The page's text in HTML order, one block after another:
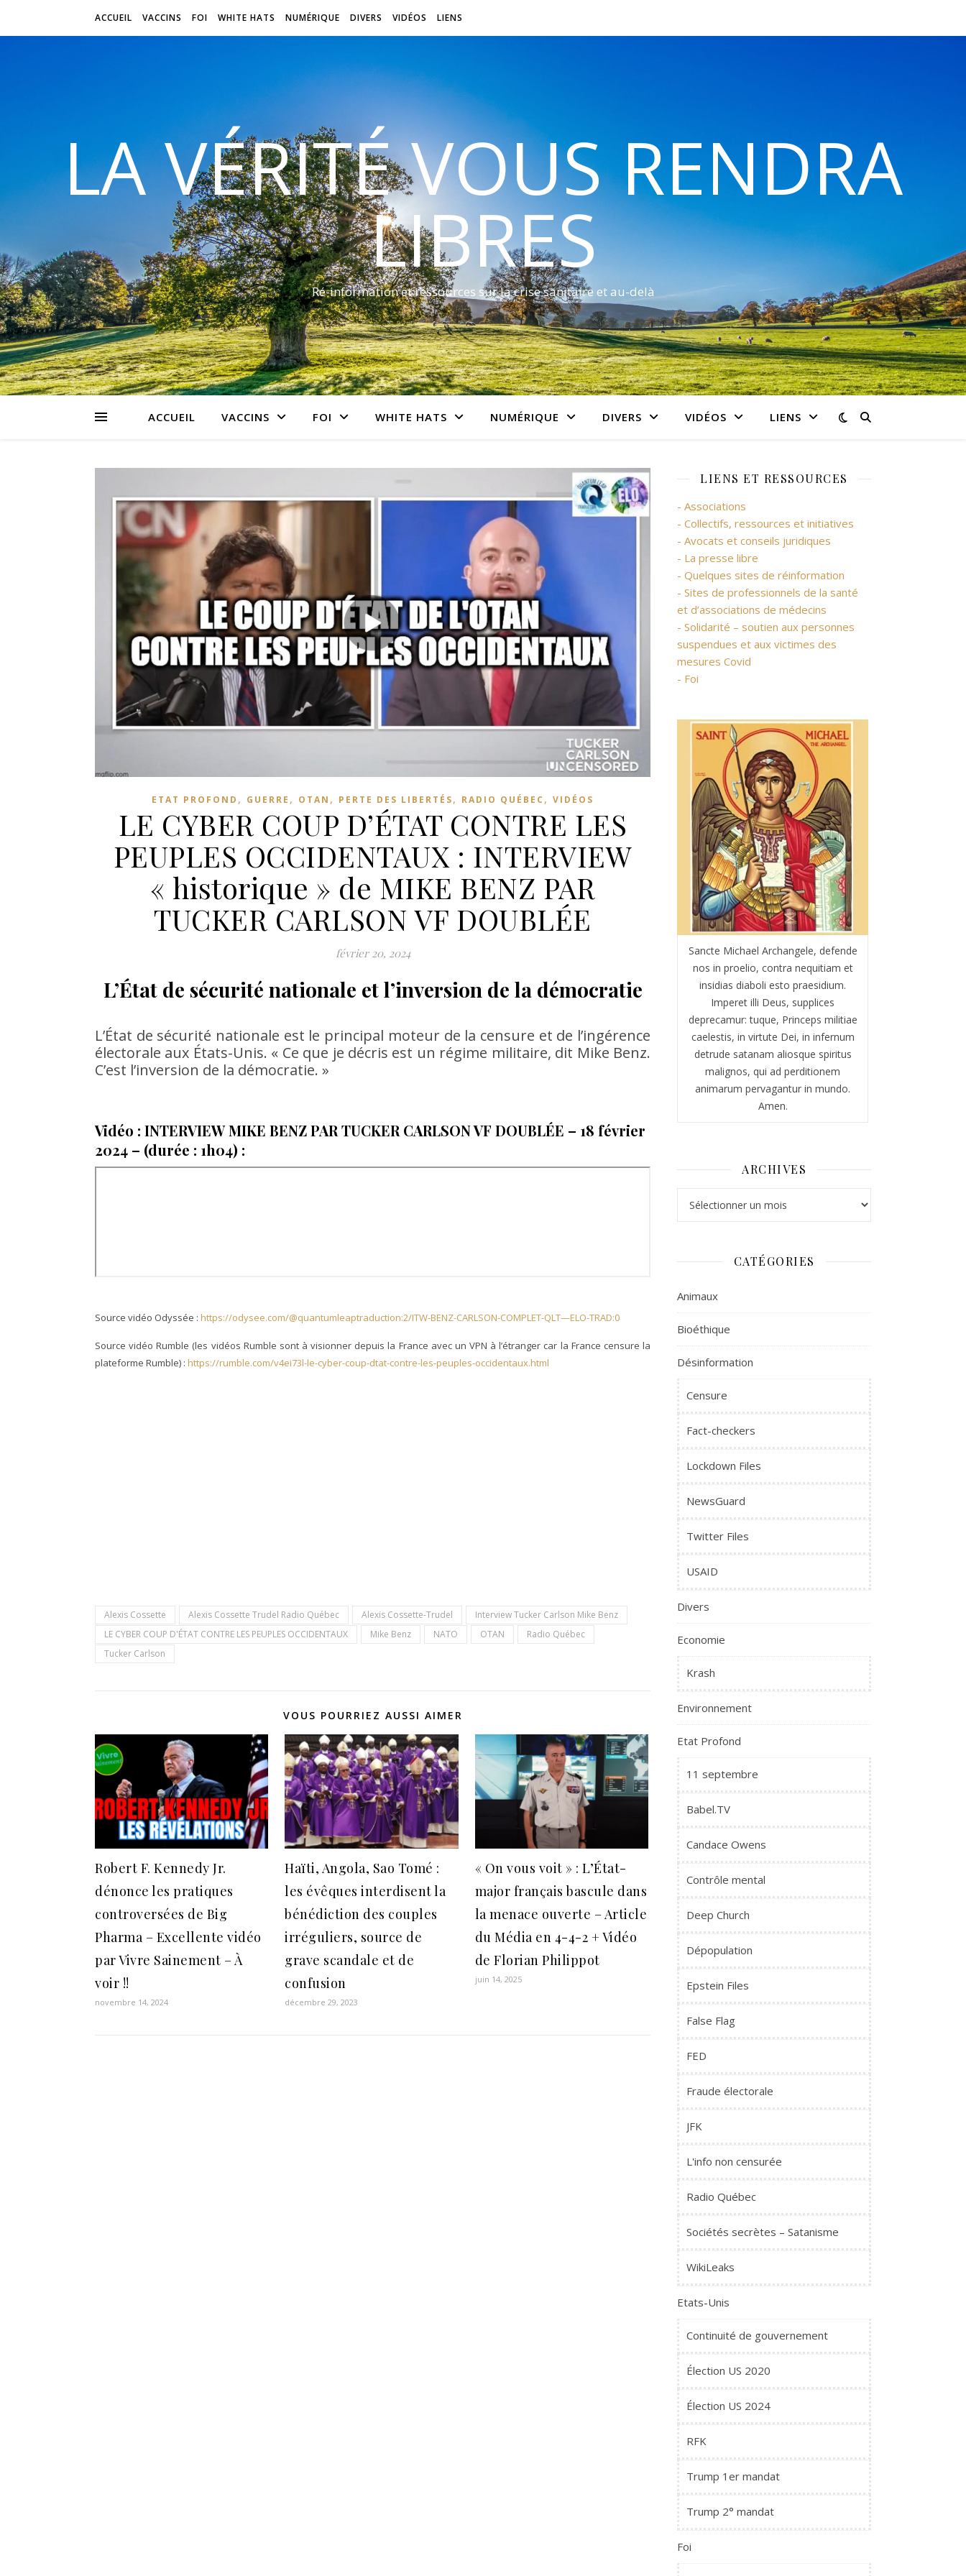
ACCUEIL VACCINS FOI WHITE HATS NUMÉRIQUE DIVERS VIDÉOS LIENS
LA VÉRITÉ VOUS RENDRA
LIBRES
Ré-information et ressources sur la crise sanitaire et au-delà
ACCUEIL VACCINS FOI WHITE HATS NUMÉRIQUE DIVERS VIDÉOS LIENS
ETAT PROFOND , GUERRE , OTAN , PERTE DES LIBERTÉS, RADIO QUÉBEC , VIDÉOS
LE CYBER COUP D’ÉTAT CONTRE LES
PEUPLES OCCIDENTAUX : INTERVIEW
« historique » de MIKE BENZ PAR
TUCKER CARLSON VF DOUBLÉE
février 20, 2024
L’État de sécurité nationale et l’inversion de la démocratie
L’État de sécurité nationale est le principal moteur de la censure et de l’ingérence
électorale aux États-Unis. « Ce que je décris est un régime militaire, dit Mike Benz.
C’est l’inversion de la démocratie. »
Vidéo : INTERVIEW MIKE BENZ PAR TUCKER CARLSON VF DOUBLÉE – 18 février
2024 – (durée : 1h04) :
Source vidéo Odyssée : https://odysee.com/@quantumleaptraduction:2/ITW-BENZ-CARLSON-COMPLET-QLT—ELO-TRAD:0
Source vidéo Rumble (les vidéos Rumble sont à visionner depuis la France avec un VPN à l’étranger car la France censure la
plateforme Rumble) : https://rumble.com/v4ei73l-le-cyber-coup-dtat-contre-les-peuples-occidentaux.html
Alexis Cossette Alexis Cossette Trudel Radio Québec Alexis Cossette-Trudel
Interview Tucker Carlson Mike Benz
LE CYBER COUP D'ÉTAT CONTRE LES PEUPLES OCCIDENTAUX
Mike Benz NATO OTAN
Radio Québec
Tucker Carlson
VOUS POURRIEZ AUSSI AIMER
Robert F. Kennedy Jr.
dénonce les pratiques
controversées de Big
Pharma – Excellente vidéo
par Vivre Sainement – À
voir !!
novembre 14, 2024
Haïti, Angola, Sao Tomé :
les évêques interdisent la
bénédiction des couples
irréguliers, source de
grave scandale et de
confusion
décembre 29, 2023
« On vous voit » : L’État-
major français bascule dans
la menace ouverte – Article
du Média en 4-4-2 + Vidéo
de Florian Philippot
juin 14, 2025
LIENS ET RESSOURCES
- Associations
- Collectifs, ressources et initiatives
- Avocats et conseils juridiques
- La presse libre
- Quelques sites de réinformation
- Sites de professionnels de la santé
et d’associations de médecins
- Solidarité – soutien aux personnes
suspendues et aux victimes des
mesures Covid
- Foi
Sancte Michael Archangele, defende
nos in proelio, contra nequitiam et
insidias diaboli esto praesidium.
Imperet illi Deus, supplices
deprecamur: tuque, Princeps militiae
caelestis, in virtute Dei, in infernum
detrude satanam aliosque spiritus
malignos, qui ad perditionem
animarum pervagantur in mundo.
Amen.
ARCHIVES
CATÉGORIES
Animaux
Bioéthique
Désinformation
Censure
Fact-checkers
Lockdown Files
NewsGuard
Twitter Files
USAID
Divers
Economie
Krash
Environnement
Etat Profond
11 septembre
Babel.TV
Candace Owens
Contrôle mental
Deep Church
Dépopulation
Epstein Files
False Flag
FED
Fraude électorale
JFK
L'info non censurée
Radio Québec
Sociétés secrètes – Satanisme
WikiLeaks
Etats-Unis
Continuité de gouvernement
Élection US 2020
Élection US 2024
RFK
Trump 1er mandat
Trump 2° mandat
Foi